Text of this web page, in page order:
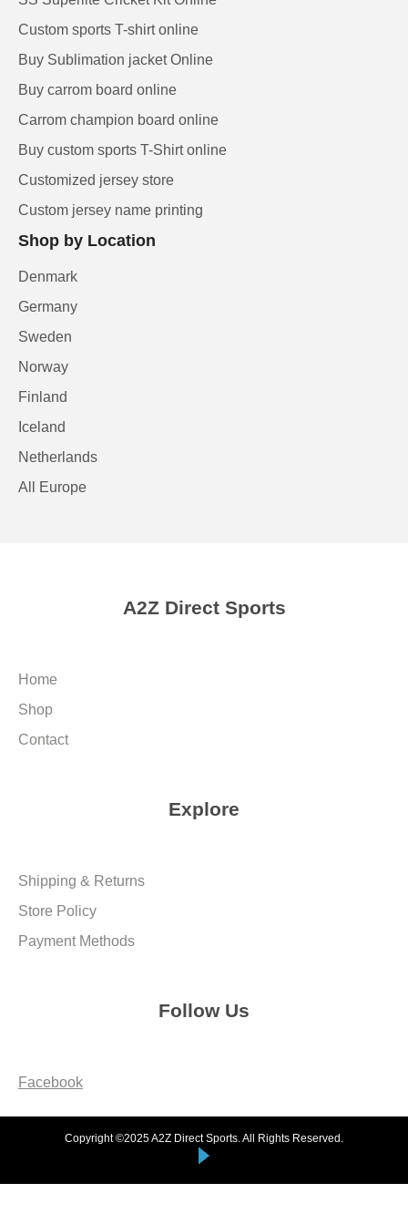
Custom sports T-shirt online
Buy Sublimation jacket Online
Buy carrom board online
Carrom champion board online
Buy custom sports T-Shirt online
Customized jersey store
Custom jersey name printing
Shop by Location
Denmark
Germany
Sweden
Norway
Finland
Iceland
Netherlands
All Europe
A2Z Direct Sports
Home
Shop
Contact
Explore
Shipping & Returns
Store Policy
Payment Methods
Follow Us
Facebook
Copyright ©2025 A2Z Direct Sports. All Rights Reserved.